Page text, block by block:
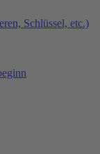
Schlüssel, etc.)